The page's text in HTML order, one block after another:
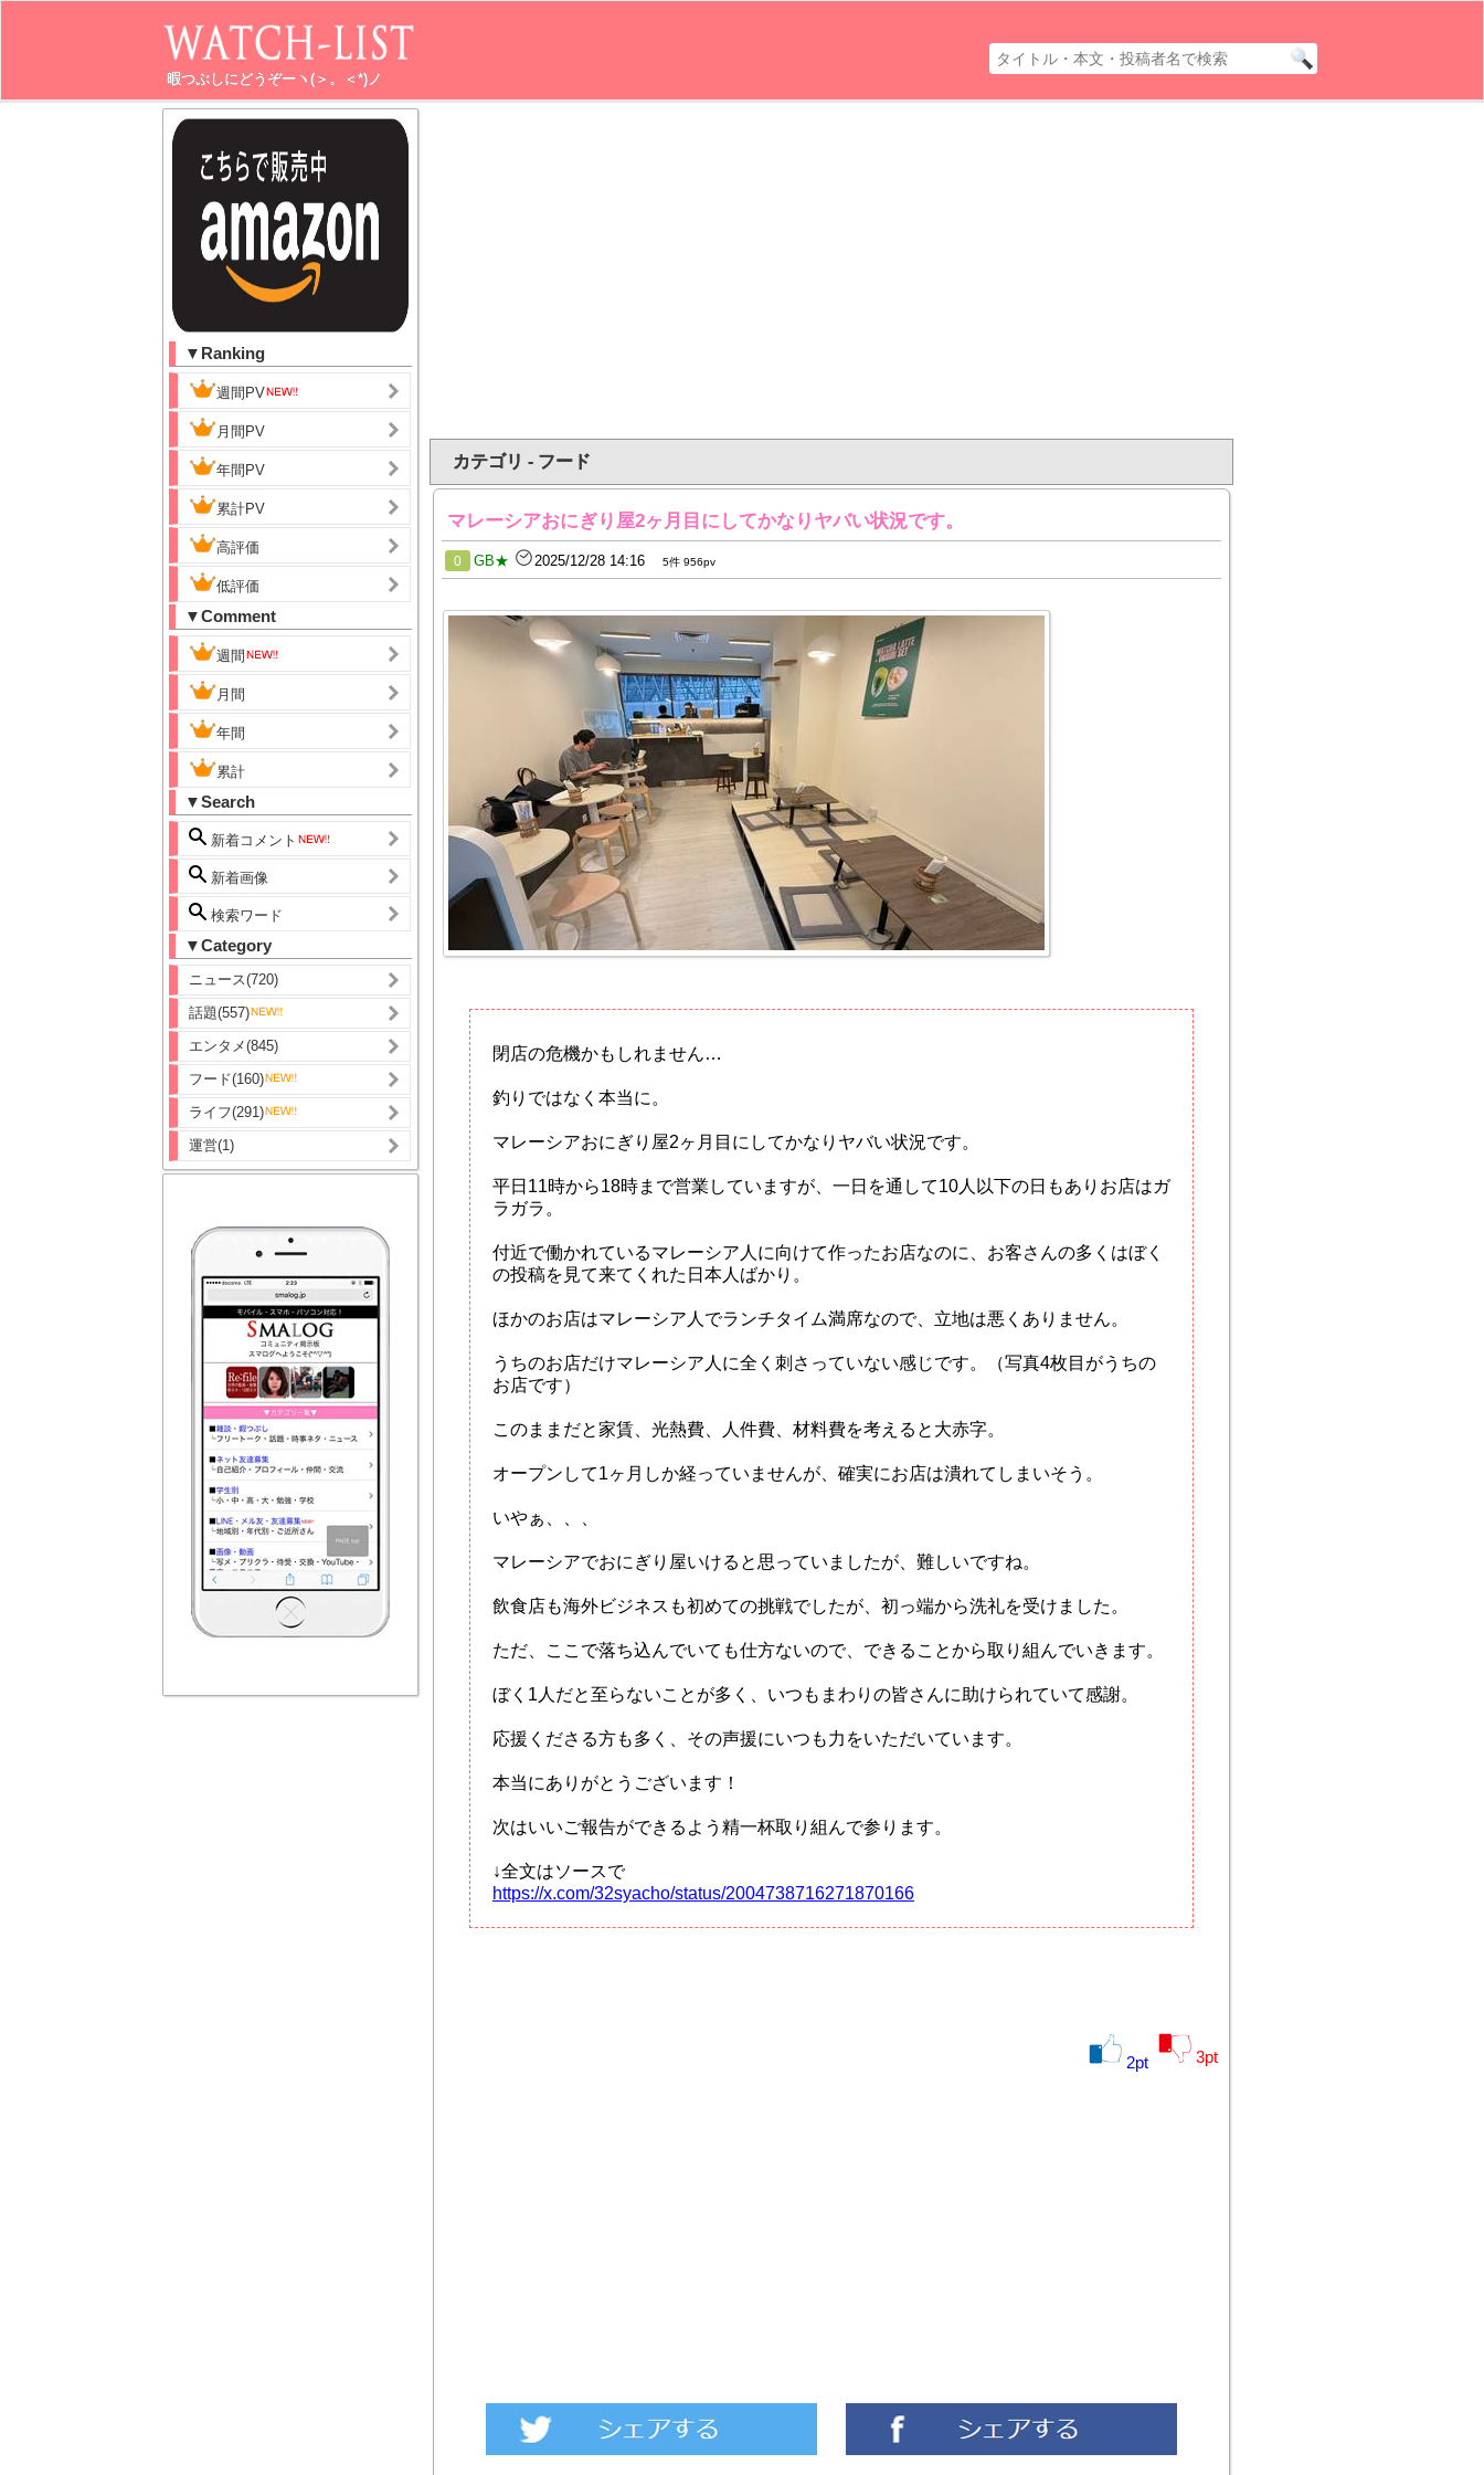
暇つぶしにどうぞーヽ(＞。＜*)ノ
▼Ranking
週間PV
月間PV
年間PV
累計PV
高評価
低評価
▼Comment
週間
月間
年間
累計
▼Search
新着コメント
新着画像
検索ワード
▼Category
ニュース(720)
話題(557)
エンタメ(845)
フード(160)
ライフ(291)
運営(1)
カテゴリ - フード
マレーシアおにぎり屋2ヶ月目にしてかなりヤバい状況です。
0 GB★ 2025/12/28 14:16 5件 956pv
閉店の危機かもしれません…
釣りではなく本当に。
マレーシアおにぎり屋2ヶ月目にしてかなりヤバい状況です。
平日11時から18時まで営業していますが、一日を通して10人以下の日もありお店はガ
ラガラ。
付近で働かれているマレーシア人に向けて作ったお店なのに、お客さんの多くはぼく
の投稿を見て来てくれた日本人ばかり。
ほかのお店はマレーシア人でランチタイム満席なので、立地は悪くありません。
うちのお店だけマレーシア人に全く刺さっていない感じです。（写真4枚目がうちの
お店です）
このままだと家賃、光熱費、人件費、材料費を考えると大赤字。
オープンして1ヶ月しか経っていませんが、確実にお店は潰れてしまいそう。
いやぁ、、、
マレーシアでおにぎり屋いけると思っていましたが、難しいですね。
飲食店も海外ビジネスも初めての挑戦でしたが、初っ端から洗礼を受けました。
ただ、ここで落ち込んでいても仕方ないので、できることから取り組んでいきます。
ぼく1人だと至らないことが多く、いつもまわりの皆さんに助けられていて感謝。
応援くださる方も多く、その声援にいつも力をいただいています。
本当にありがとうございます！
次はいいご報告ができるよう精一杯取り組んで参ります。
↓全文はソースで
https://x.com/32syacho/status/2004738716271870166
2pt 3pt